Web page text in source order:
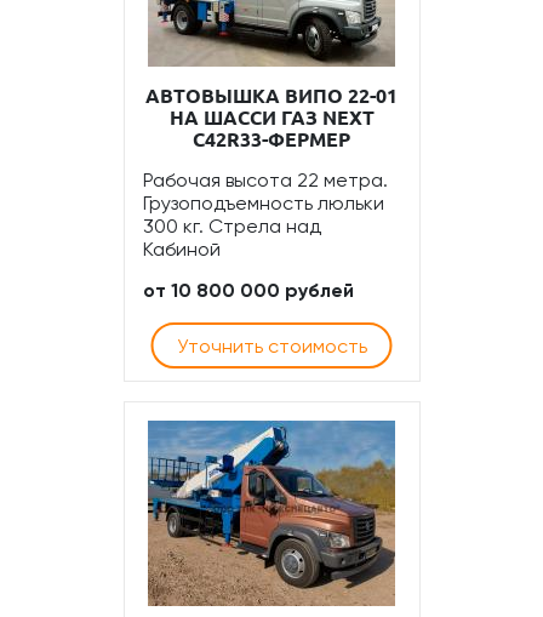
АВТОВЫШКА ВИПО 22-01
НА ШАССИ ГАЗ NEXT
С42R33-ФЕРМЕР
Рабочая высота 22 метра.
Грузоподъемность люльки
300 кг. Стрела над
Кабиной
от 10 800 000 рублей
Уточнить стоимость